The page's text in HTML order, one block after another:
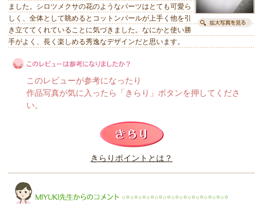
ました。シロツメクサの花のようなパーツはとても可愛ら
しく、全体として眺めるとコットンパールが上手く他を引
き立ててくれていることに気づきました。なにかと使い勝
手がよく、長く楽しめる秀逸なデザインだと思います。
このレビューは参考になりましたか？
このレビューが参考になったり
作品写真が気に入ったら「きらり」ボタンを押してくださ
い。
きらりポイントとは？